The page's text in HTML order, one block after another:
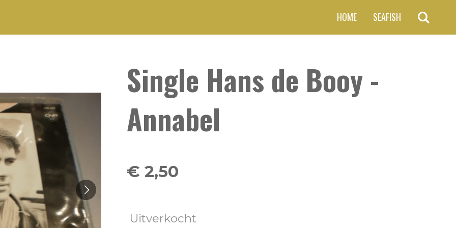
HOME SEAFISH
Single Hans de Booy -
Annabel
€ 2,50
Uitverkocht